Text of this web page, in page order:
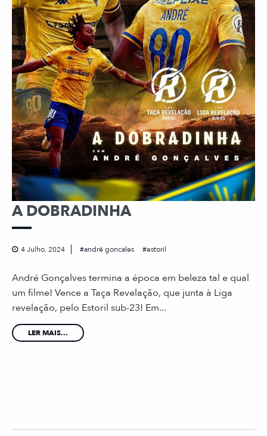
A DOBRADINHA
4 Julho, 2024 andré goncales estoril
André Gonçalves termina a época em beleza tal e qual
um filme! Vence a Taça Revelação, que junta à Liga
revelação, pelo Estoril sub-23! Em...
LER MAIS...